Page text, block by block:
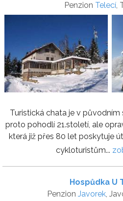
Penzion Telecí,
Turistická chata je v původním
proto pohodlí 21.století, ale
která již přes 80 let poskytuje
cykloturistům...
Hospůdka U
Penzion Javorek,